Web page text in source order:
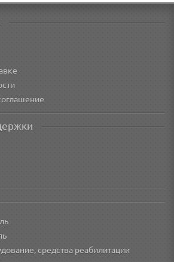
средства реабилитации